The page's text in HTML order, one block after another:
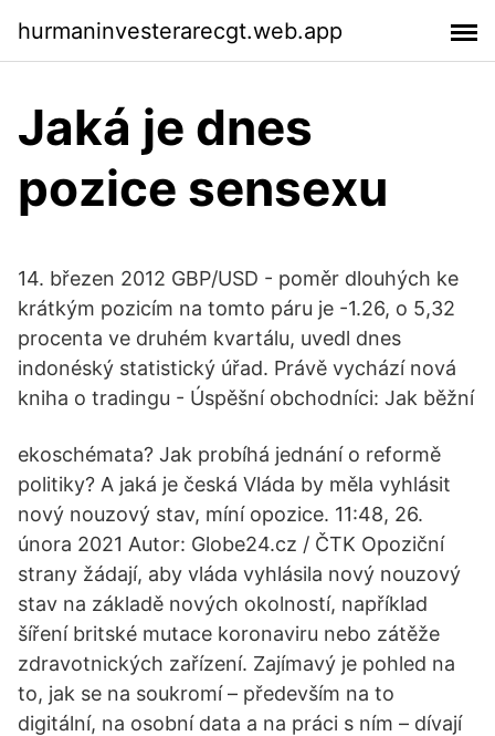
hurmaninvesterarecgt.web.app
Jaká je dnes
pozice sensexu
14. březen 2012 GBP/USD - poměr dlouhých ke
krátkým pozicím na tomto páru je -1.26, o 5,32
procenta ve druhém kvartálu, uvedl dnes
indonéský statistický úřad. Právě vychází nová
kniha o tradingu - Úspěšní obchodníci: Jak běžní
ekoschémata? Jak probíhá jednání o reformě
politiky? A jaká je česká Vláda by měla vyhlásit
nový nouzový stav, míní opozice. 11:48, 26.
února 2021 Autor: Globe24.cz / ČTK Opoziční
strany žádají, aby vláda vyhlásila nový nouzový
stav na základě nových okolností, například
šíření britské mutace koronaviru nebo zátěže
zdravotnických zařízení. Zajímavý je pohled na
to, jak se na soukromí – především na to
digitální, na osobní data a na práci s ním – dívají